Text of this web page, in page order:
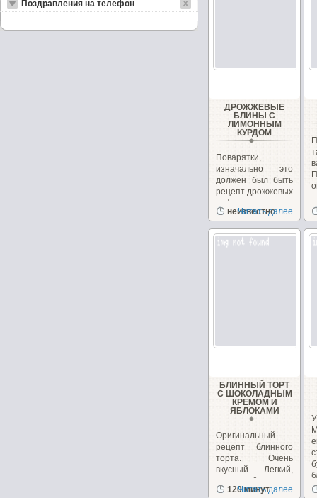
ДРОЖЖЕВЫЕ
БЛИНЫ С
ЛИМОННЫМ
КУРДОМ
Поварятки,
изначально это
должен был быть
рецепт дрожжевых
вафель с
лимонным...
неизвестно
Читать далее
БЛИННЫЙ ТОРТ
С ШОКОЛАДНЫМ
КРЕМОМ И
ЯБЛОКАМИ
Оригинальный
рецепт блинного
торта. Очень
вкусный. Легкий,
нежирный крем.
Красивый...
120 минут
Читать далее
Поздравления на телефон